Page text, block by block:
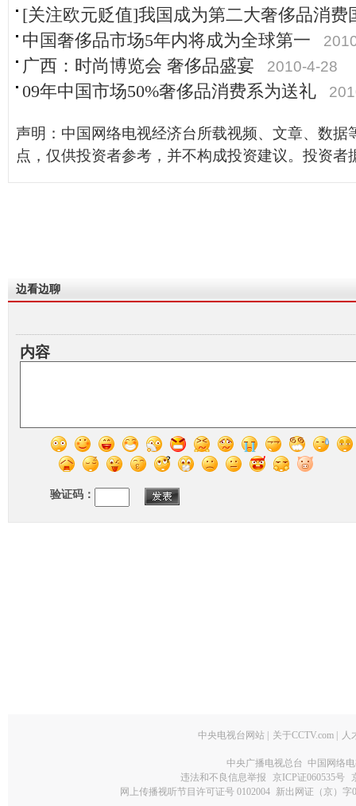
[关注欧元贬值]我国成为第二大奢侈品消费
中国奢侈品市场5年内将成为全球第一
广西：时尚博览会 奢侈品盛宴 2010-4-28
09年中国市场50%奢侈品消费系为送礼
声明：中国网络电视经济台所载视频、文章、数据
点，仅供投资者参考，并不构成投资建议。投资者
边看边聊
内容
验证码：
中央电视台网站 关于CCTV.com 人
中央广播电视总台 中国网络
违法和不良信息举报
京ICP证060535号
网上传播视听节目许可证号 0102004 新出网证（京）